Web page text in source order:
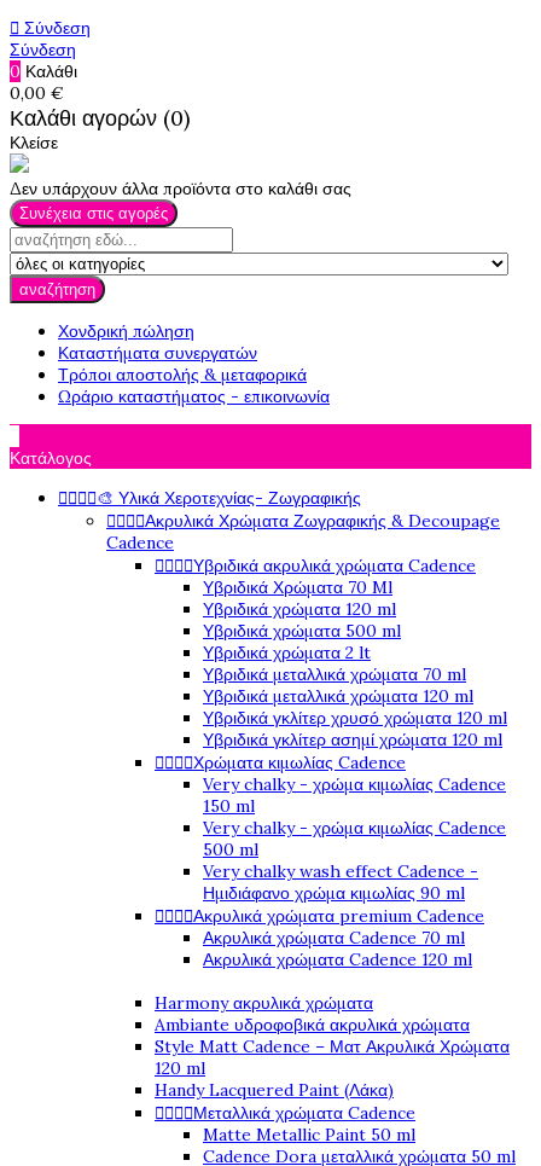
 Σύνδεση
Σύνδεση
0 Καλάθι
0,00 €
Καλάθι αγορών (0)
Κλείσε
Δεν υπάρχουν άλλα προϊόντα στο καλάθι σας
Συνέχεια στις αγορές
αναζήτηση
Χονδρική πώληση
Καταστήματα συνεργατών
Τρόποι αποστολής & μεταφορικά
Ωράριο καταστήματος - επικοινωνία
Κατάλογος
🎨 Υλικά Χεροτεχνίας- Ζωγραφικής
Ακρυλικά Χρώματα Ζωγραφικής & Decoupage
Cadence
Υβριδικά ακρυλικά χρώματα Cadence
Υβριδικά Χρώματα 70 Ml
Υβριδικά χρώματα 120 ml
Υβριδικά χρώματα 500 ml
Υβριδικά χρώματα 2 lt
Υβριδικά μεταλλικά χρώματα 70 ml
Υβριδικά μεταλλικά χρώματα 120 ml
Υβριδικά γκλίτερ χρυσό χρώματα 120 ml
Υβριδικά γκλίτερ ασημί χρώματα 120 ml
Χρώματα κιμωλίας Cadence
Very chalky - χρώμα κιμωλίας Cadence
150 ml
Very chalky - χρώμα κιμωλίας Cadence
500 ml
Very chalky wash effect Cadence -
Ημιδιάφανο χρώμα κιμωλίας 90 ml
Ακρυλικά χρώματα premium Cadence
Ακρυλικά χρώματα Cadence 70 ml
Ακρυλικά χρώματα Cadence 120 ml
Harmony ακρυλικά χρώματα
Ambiante υδροφοβικά ακρυλικά χρώματα
Style Matt Cadence – Ματ Ακρυλικά Χρώματα
120 ml
Handy Lacquered Paint (Λάκα)
Μεταλλικά χρώματα Cadence
Matte Metallic Paint 50 ml
Cadence Dora μεταλλικά χρώματα 50 ml